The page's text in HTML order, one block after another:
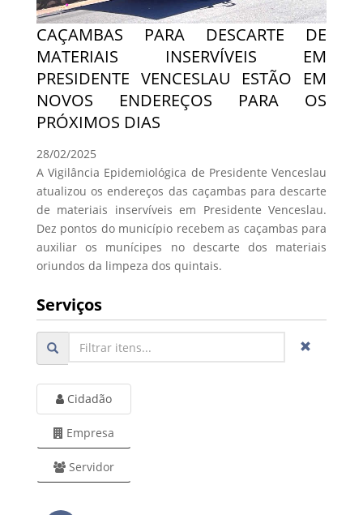
CAÇAMBAS PARA DESCARTE DE
MATERIAIS INSERVÍVEIS EM
PRESIDENTE VENCESLAU ESTÃO EM
NOVOS ENDEREÇOS PARA OS
PRÓXIMOS DIAS
28/02/2025
A Vigilância Epidemiológica de Presidente Venceslau
atualizou os endereços das caçambas para descarte
de materiais inservíveis em Presidente Venceslau.
Dez pontos do município recebem as caçambas para
auxiliar os munícipes no descarte dos materiais
oriundos da limpeza dos quintais.
Serviços
Cidadão
Empresa
Servidor